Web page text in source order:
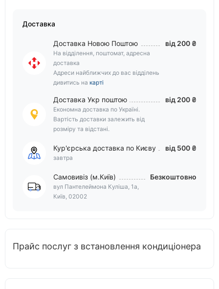
Доставка
Доставка Новою Поштою
На відділення, поштомат, адресна
доставка
Адреси найближчих до вас відділень
дивитись на карті
від 200 ₴
Доставка Укр поштою
Економна доставка по Україні.
Вартість доставки залежить від
розміру та відстані.
від 200 ₴
Кур'єрська доставка по Києву
завтра
від 500 ₴
Самовивіз (м.Київ)
вул Пантелеймона Куліша, 1а,
Київ, 02002
Безкоштовно
Прайс послуг з встановлення кондиціонера